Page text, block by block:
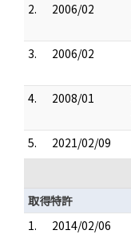
2.
2006/02
3.
2006/02
4.
2008/01
5.
2021/02/09
取得特許
1.
2014/02/06